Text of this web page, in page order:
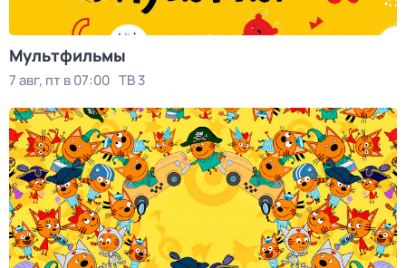
Мультфильмы
7 авг, пт в 07:00 ТВ 3